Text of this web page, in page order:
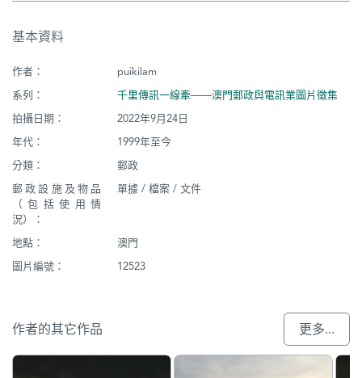
基本資料
作者：
puikilam
系列：
千里傳訊一線牽——澳門郵政與電訊業圖片徵集
拍攝日期：
2022年9月24日
年代：
1999年至今
分類：
郵政
郵政設施及物品
（包括使用情
況）：
單據 / 檔案 / 文件
地點：
澳門
圖片編號：
12523
作者的其它作品 更多...